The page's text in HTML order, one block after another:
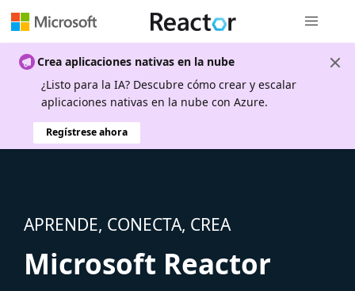
Crea aplicaciones nativas en la nube
¿Listo para la IA? Descubre cómo crear y escalar
aplicaciones nativas en la nube con Azure.
Regístrese ahora
APRENDE, CONECTA, CREA
Microsoft Reactor